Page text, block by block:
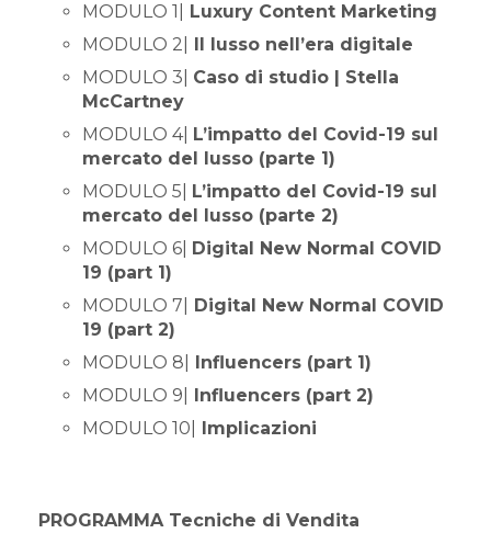
MODULO 1|
Luxury Content Marketing
MODULO 2|
Il lusso nell’era digitale
MODULO 3| Caso di studio | Stella
McCartney
MODULO 4| L’impatto del Covid-19 sul
mercato del lusso (parte 1)
MODULO 5|
L’impatto del Covid-19 sul
mercato del lusso (parte 2)
MODULO 6|
Digital New Normal COVID
19 (part 1)
MODULO 7|
Digital New Normal COVID
19 (part 2)
MODULO 8|
Influencers (part 1)
MODULO 9|
Influencers (part 2)
MODULO 10|
Implicazioni
PROGRAMMA Tecniche di Vendita